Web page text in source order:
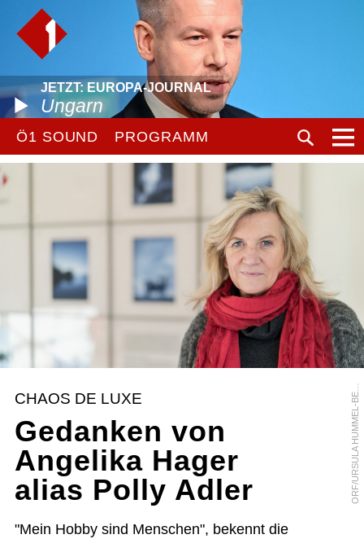
JETZT: EUROPA-JOURNAL
Ungarn
Ö1 SOUND PROGRAMM
O
R
F
/
U
R
S
U
L
A
H
U
M
M
E
L
-
B
E
R
G
E
R
CHAOS DE LUXE
Gedanken von
Angelika Hager
alias Polly Adler
"Mein Hobby sind Menschen", bekennt die